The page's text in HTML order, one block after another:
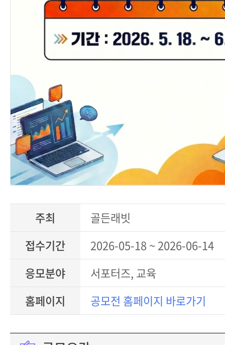
주최
골든래빗
접수기간
2026-05-18 ~ 2026-06-14
응모분야
서포터즈, 교육
홈페이지
공모전 홈페이지 바로가기